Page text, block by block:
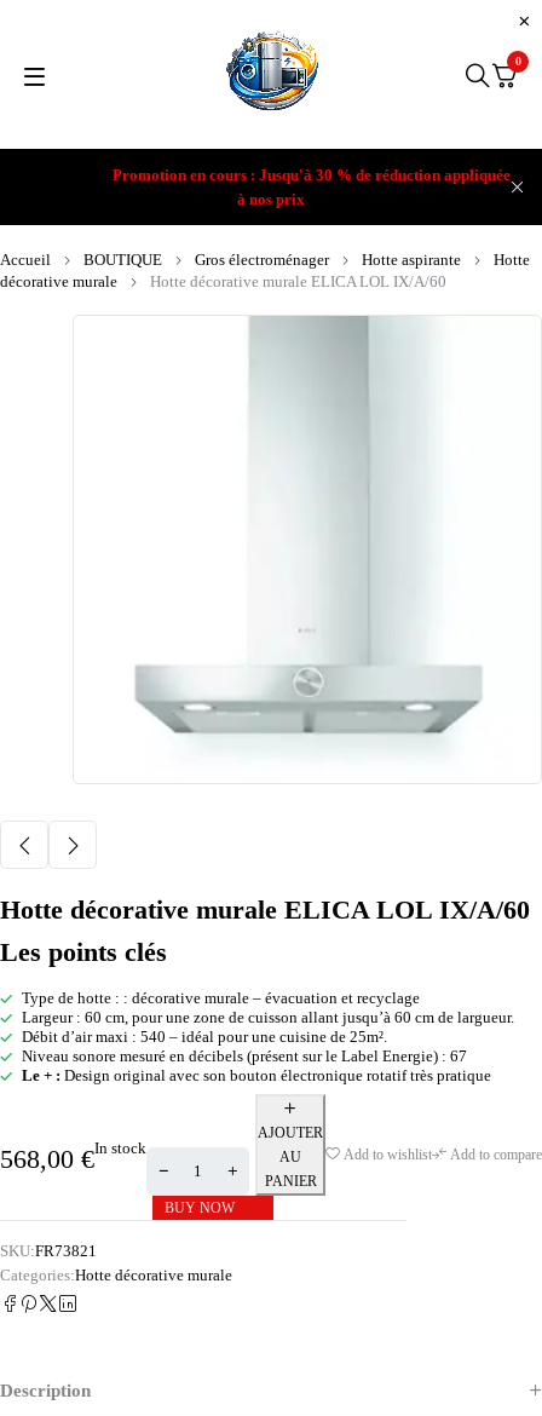
Promotion en cours : Jusqu'à 30 % de réduction appliquée
à nos prix
0
Accueil BOUTIQUE Gros électroménager Hotte aspirante
Hotte
décorative murale
Hotte décorative murale ELICA LOL IX/A/60
Hotte décorative murale ELICA LOL IX/A/60
Les points clés
Type de hotte : : décorative murale – évacuation et recyclage
Largeur : 60 cm, pour une zone de cuisson allant jusqu’à 60 cm de largueur.
Débit d’air maxi : 540 – idéal pour une cuisine de 25m².
Niveau sonore mesuré en décibels (présent sur le Label Energie) : 67
Le + : Design original avec son bouton électronique rotatif très pratique
568,00 €In stock
AJOUTER
AU
PANIER
BUY NOW
Add to wishlist Add to compare
SKU:FR73821
Categories:Hotte décorative murale
Description